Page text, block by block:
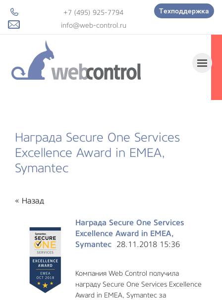
info@web-control.ru
+7 (495) 925-7794 Техподдержка
Награда Secure One Services
Excellence Award in EMEA,
Symantec
« Назад
Награда Secure One Services
Excellence Award in EMEA,
Symantec 28.11.2018 15:36
Компания Web Control получила
награду Secure One Services Excellence
Award in EMEA, Symantec за